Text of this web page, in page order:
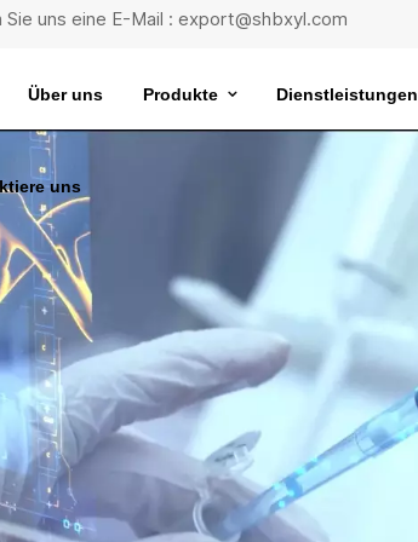
Sie uns eine E-Mail : export@shbxyl.com
Über uns Produkte Dienstleistungen
uns